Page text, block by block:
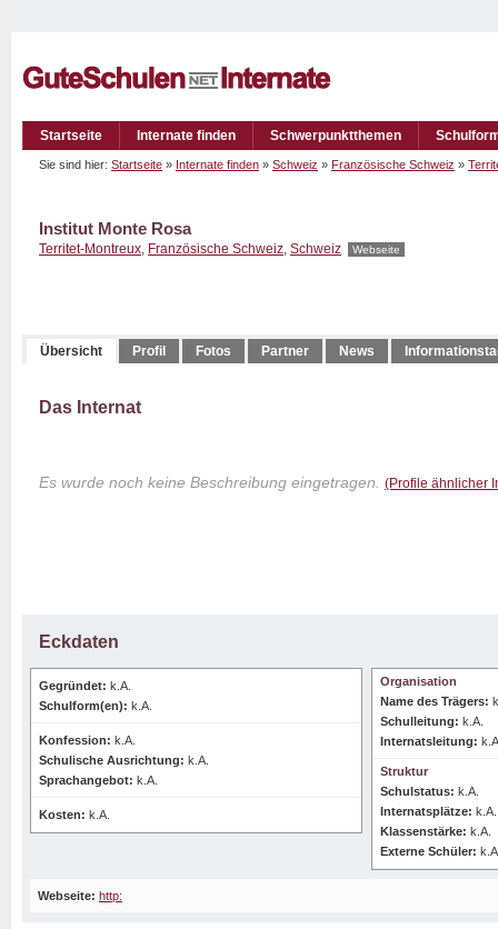
Startseite Internate finden Schwerpunktthemen
Sie sind hier: Startseite » Internate finden » Schweiz » Französische Schweiz »
Institut Monte Rosa
Territet-Montreux, Französische Schweiz, Schweiz Webseite
Übersicht Profil Fotos Partner News
Das Internat
Es wurde noch keine Beschreibung eingetragen. (Profile ähnlicher
Eckdaten
Gegründet: k.A.
Schulform(en): k.A.
Konfession: k.A.
Schulische Ausrichtung: k.A.
Sprachangebot: k.A.
Kosten: k.A.
Organisation
Name des Trägers:
Schulleitung: k.A.
Internatsleitung:
Struktur
Schulstatus: k.A.
Internatsplätze: k.A.
Klassenstärke: k.A.
Externe Schüler:
Webseite: http: